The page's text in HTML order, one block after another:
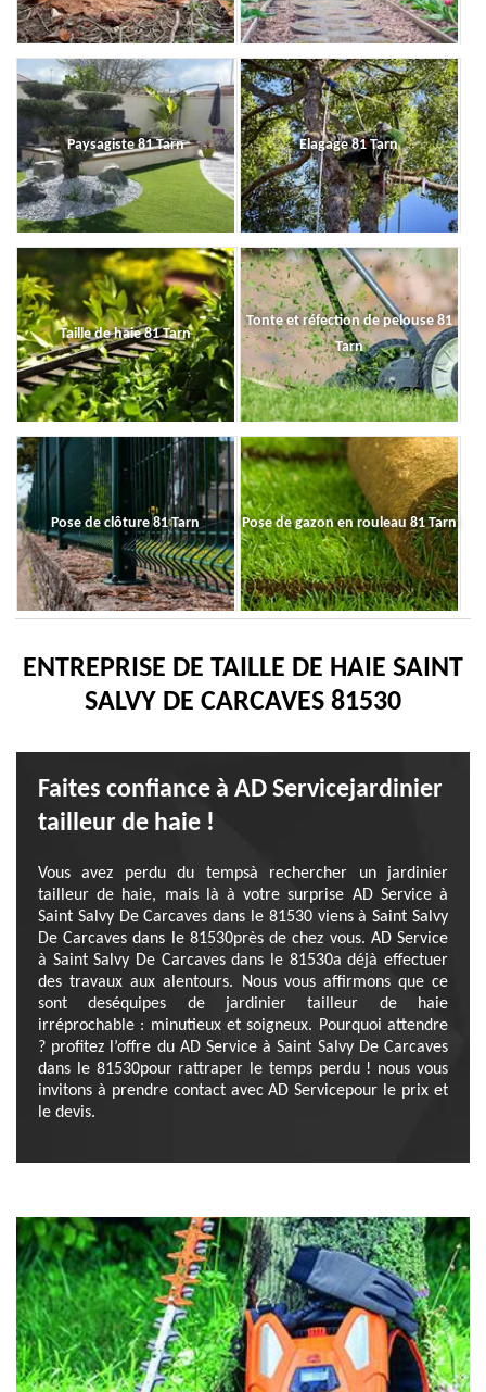
Paysagiste 81 Tarn Elagage 81 Tarn
Taille de haie 81 Tarn
Tonte et réfection de pelouse 81
Tarn
Pose de clôture 81 Tarn Pose de gazon en rouleau 81 Tarn
ENTREPRISE DE TAILLE DE HAIE SAINT
SALVY DE CARCAVES 81530
Faites confiance à AD Servicejardinier
tailleur de haie !
Vous avez perdu du tempsà rechercher un jardinier
tailleur de haie, mais là à votre surprise AD Service à
Saint Salvy De Carcaves dans le 81530 viens à Saint Salvy
De Carcaves dans le 81530près de chez vous. AD Service
à Saint Salvy De Carcaves dans le 81530a déjà effectuer
des travaux aux alentours. Nous vous affirmons que ce
sont deséquipes de jardinier tailleur de haie
irréprochable : minutieux et soigneux. Pourquoi attendre
? profitez l’offre du AD Service à Saint Salvy De Carcaves
dans le 81530pour rattraper le temps perdu ! nous vous
invitons à prendre contact avec AD Servicepour le prix et
le devis.